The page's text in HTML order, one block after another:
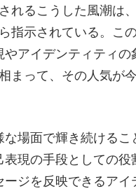
れるこうした風潮は
指示されている。こ
アイデンティティ
まって、その人気が
場面で輝き続ける
現の手段としての
ジを反映できるア